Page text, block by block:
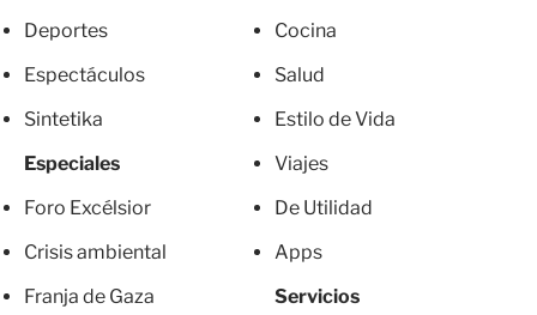
Deportes
Espectáculos
Sintetika
Especiales
Foro Excélsior
Crisis ambiental
Franja de Gaza
Cocina
Salud
Estilo de Vida
Viajes
De Utilidad
Apps
Servicios